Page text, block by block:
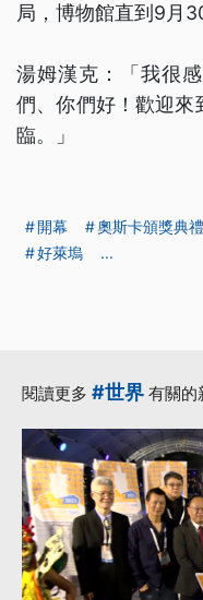
局，博物館直到9月
湯姆漢克：「我很
們、你們好！歡迎來
臨。」
開幕 奧斯卡頒獎典禮
好萊塢
...
閱讀更多 #世界 有關的